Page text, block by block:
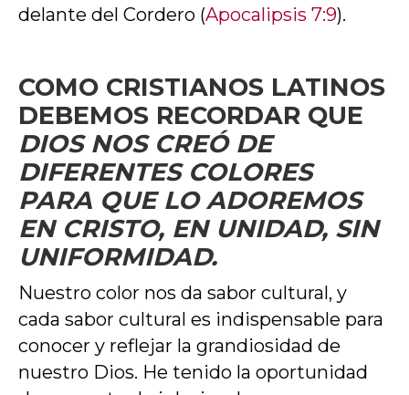
delante del Cordero (Apocalipsis 7:9).
COMO CRISTIANOS LATINOS
DEBEMOS RECORDAR QUE
DIOS NOS CREÓ DE
DIFERENTES COLORES
PARA QUE LO ADOREMOS
EN CRISTO, EN UNIDAD, SIN
UNIFORMIDAD.
Nuestro color nos da sabor cultural, y
cada sabor cultural es indispensable para
conocer y reflejar la grandiosidad de
nuestro Dios. He tenido la oportunidad